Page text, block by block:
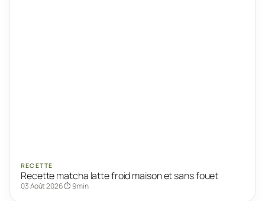
RECETTE
Recette matcha latte froid maison et sans fouet
03 Août 2026⏱ 9 min